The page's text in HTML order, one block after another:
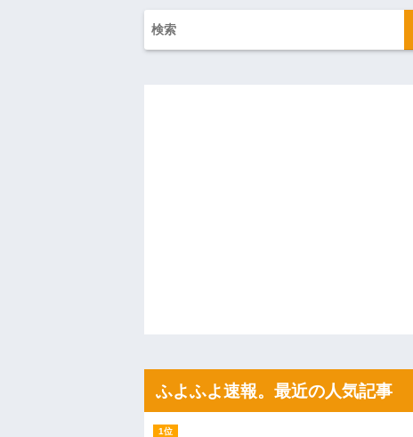
んですけど！」なんでいい年したヒキニート
家族が車停める所は石畳でそこには２台家
芝生上に知らない車が4台停まっていた 父が
【速報】れいわ新選組さん「いのちの党」
ジャップ「クリスマスお祝いした1週間後
岡田斗司夫「人間の本音としてブサイクを
【画像】「マスク美人さん、また我々を
【画像】俺たちの姫、佳子さまのお気に
【画像】 北海道、推定300kgのヒグマ登場
ハードオフに売っていた4万4000円のフィ
私「ちょっと、人の家の金庫触らないでよ
たから、開けてみようとしただけ☆』義兄「
【ネット騒然】惨殺されたタワマン頂き女
ｗｗｗｗｗｗｗｗｗｗ
【愕然】白のクラウン俺氏、高速道路左車
wwwwwwwwwwww
ふよふよ速報。最近の人気記事